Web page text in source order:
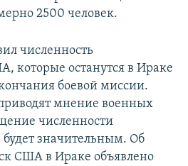
2500 человек.
численность
которые останутся в Ираке
боевой миссии.
мнение военных
численности
значительным. Об
США в Ираке объявлено